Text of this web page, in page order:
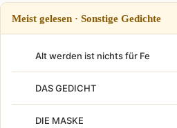
Meist gelesen · Sonstige Gedichte
Alt werden ist nichts für Fe
DAS GEDICHT
DIE MASKE